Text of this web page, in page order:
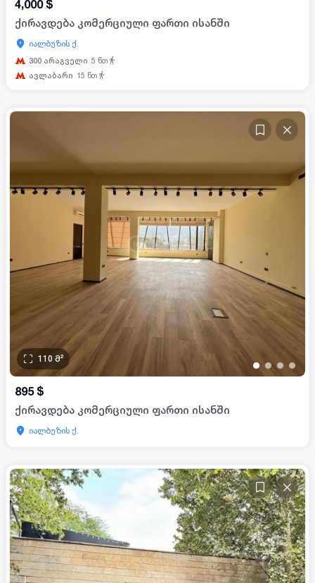
4,000 $
ქირავდება კომერციული ფართი ისანში
იალბუზის ქ.
300 არაგველი 5 წთ
ავლაბარი 15 წთ
• • • •
110 მ²
895 $
ქირავდება კომერციული ფართი ისანში
იალბუზის ქ.